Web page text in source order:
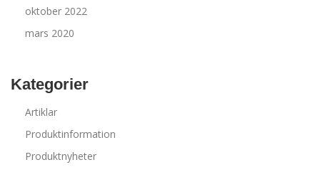
oktober 2022
mars 2020
Kategorier
Artiklar
Produktinformation
Produktnyheter